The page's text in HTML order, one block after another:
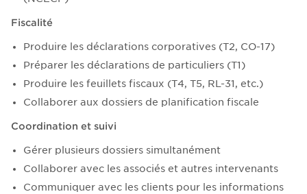
Fiscalité
Produire les déclarations corporatives (T2, CO-17)
Préparer les déclarations de particuliers (T1)
Produire les feuillets fiscaux (T4, T5, RL-31, etc.)
Collaborer aux dossiers de planification fiscale
Coordination et suivi
Gérer plusieurs dossiers simultanément
Collaborer avec les associés et autres intervenants
Communiquer avec les clients pour les informations